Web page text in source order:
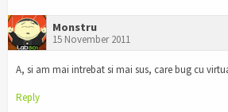
Monstru
15 November 2011
A, si am mai intrebat si mai sus, care bug cu
Reply